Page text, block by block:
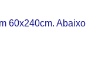
60x240cm. Abaixo